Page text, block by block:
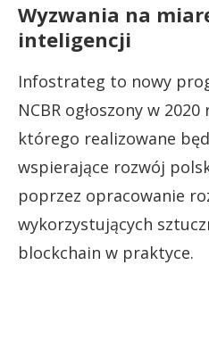
Wyzwania na
inteligencji
Infostrateg to nowy
NCBR ogłoszony w
którego realizowane
wspierające rozwój
poprzez opracowanie
wykorzystujących
blockchain w praktyce.